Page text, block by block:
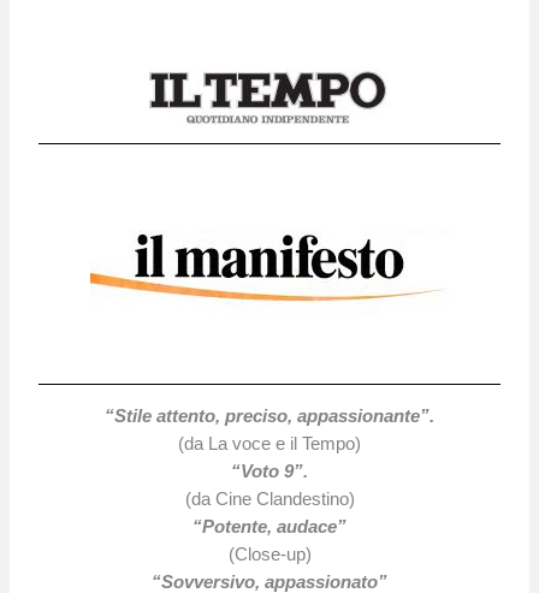
“Stile attento, preciso, appassionante”.
(da La voce e il Tempo)
“Voto 9”.
(da Cine Clandestino)
“Potente, audace”
(Close-up)
“Sovversivo, appassionato”